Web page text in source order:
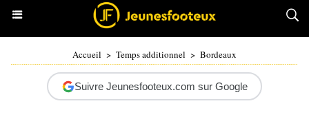
Accueil > Temps additionnel > Bordeaux
Suivre Jeunesfooteux.com sur Google